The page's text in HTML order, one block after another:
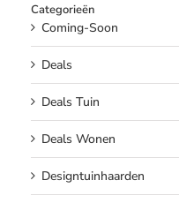
Categorieën
Coming-Soon
Deals
Deals Tuin
Deals Wonen
Designtuinhaarden